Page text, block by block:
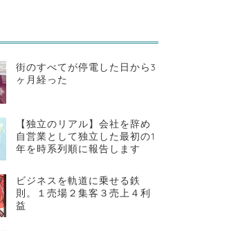
街のすべてが停電した日から3
ヶ月経った
【独立のリアル】会社を辞め
自営業として独立した最初の1
年を時系列順に報告します
ビジネスを軌道に乗せる鉄
則。１売場２集客３売上４利
益